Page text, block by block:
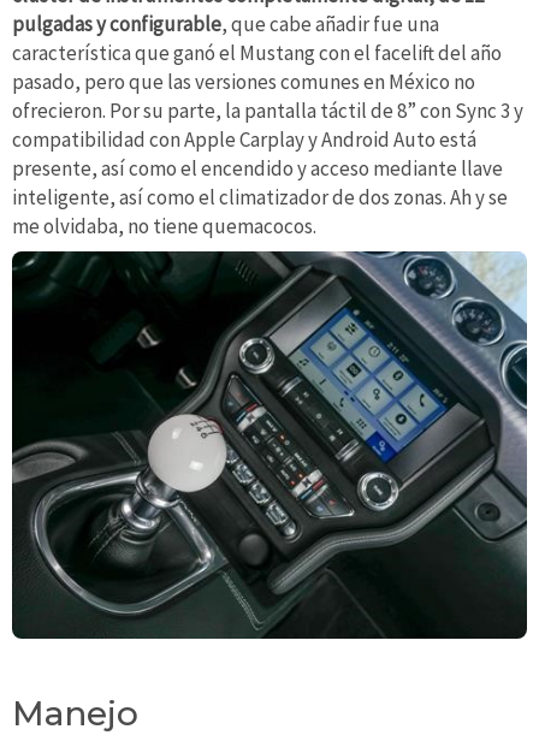
pulgadas y configurable, que cabe añadir fue una
característica que ganó el Mustang con el facelift del año
pasado, pero que las versiones comunes en México no
ofrecieron. Por su parte, la pantalla táctil de 8” con Sync 3 y
compatibilidad con Apple Carplay y Android Auto está
presente, así como el encendido y acceso mediante llave
inteligente, así como el climatizador de dos zonas. Ah y se
me olvidaba, no tiene quemacocos.
Manejo